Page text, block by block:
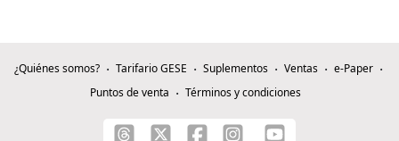
¿Quiénes somos? Tarifario GESE Suplementos Ventas
e-Paper
Puntos de venta
Términos y condiciones